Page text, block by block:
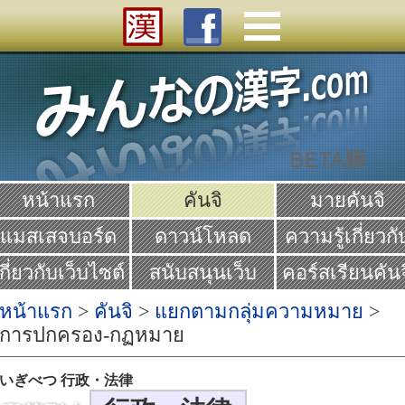
หน้าแรก คันจิ
มายคันจิ
แมสเสจบอร์ด
ดาวน์โหลด
ความรู้เกี่ยวกั
คันจิ
ยวกับเว็บไซต์ สนับสนุนเว็บ
คอร์สเรียนคัน
หน้าแรก > คันจิ > แยกตามกลุ่มความหมาย >
การปกครอง-กฏหมาย
いぎべつ 行政・法律